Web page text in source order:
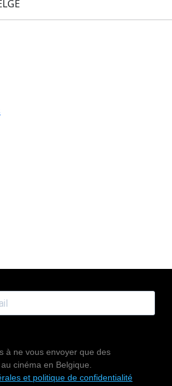
à ne vous envoyer que des
cinéma en Belgique.
et politique de confidentialité